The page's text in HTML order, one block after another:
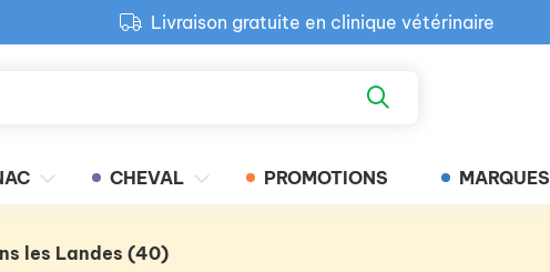
Livraison gratuite en clinique vétérinaire
Retour produit gratuit en clinique
CHEVAL PROMOTIONS MARQUES
les Landes (40)